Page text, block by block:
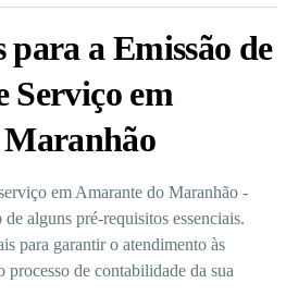
a Emissão de
Serviço em
em Amarante do Maranhão -
alguns pré-requisitos essenciais.
para garantir o atendimento às
de contabilidade da sua